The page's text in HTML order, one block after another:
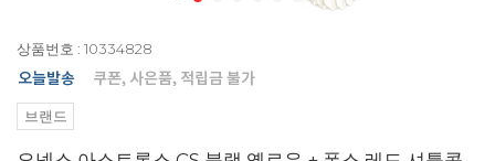
상품번호 : 10334828
브랜드